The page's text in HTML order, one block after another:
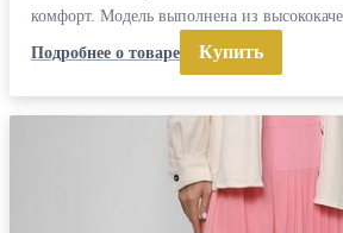
комфорт. Модель выполнена из
Подробнее о товаре
Купить